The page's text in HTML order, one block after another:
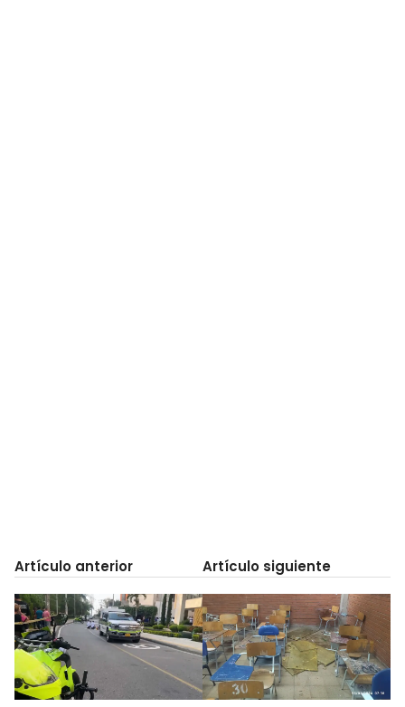
Artículo anterior Artículo siguiente